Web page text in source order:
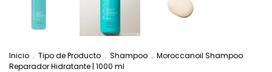
Inicio . Tipo de Producto . Shampoo . Moroccanoil Shampoo
Reparador Hidratante | 1000 ml